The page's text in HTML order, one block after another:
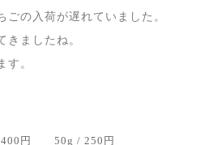
の入荷が遅れていました。
きましたね。
。
円
50g / 250円